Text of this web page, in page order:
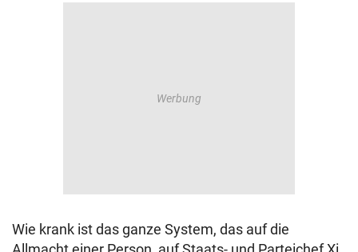
Wie krank ist das ganze System, das auf die